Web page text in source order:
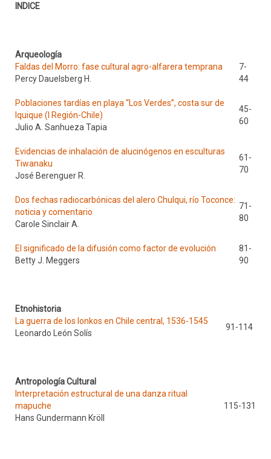
INDICE
Arqueología
Faldas del Morro: fase cultural agro-alfarera temprana
7-
44
Percy Dauelsberg H.
Poblaciones tardías en playa “Los Verdes”, costa sur de
Iquique (I Región-Chile)
45-
60
Julio A. Sanhueza Tapia
Evidencias de inhalación de alucinógenos en esculturas
Tiwanaku
61-
70
José Berenguer R.
Dos fechas radiocarbónicas del alero Chulqui, río Toconce:
noticia y comentario
71-
80
Carole Sinclair A.
El significado de la difusión como factor de evolución
81-
90
Betty J. Meggers
Etnohistoria
La guerra de los lonkos en Chile central, 1536-1545
91-114
Leonardo León Solís
Antropología Cultural
Interpretación estructural de una danza ritual
mapuche
115-131
Hans Gundermann Kröll